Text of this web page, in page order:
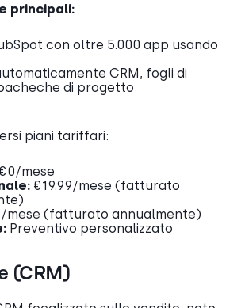
principali:
con oltre 5.000 app usando
CRM, fogli di
di progetto
piani tariffari:
€0/mese
€19.99/mese (fatturato
mese (fatturato annualmente)
Preventivo personalizzato
(CRM)